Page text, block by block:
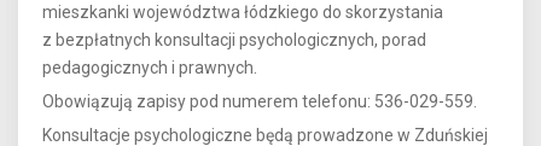
mieszkanki województwa łódzkiego do skorzystania
z bezpłatnych konsultacji psychologicznych, porad
pedagogicznych i prawnych.
Obowiązują zapisy pod numerem telefonu: 536-029-559.
Konsultacje psychologiczne będą prowadzone w Zduńskiej